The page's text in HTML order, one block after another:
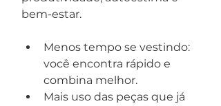
bem-estar.
Menos tempo se vestindo:
você encontra rápido e
combina melhor.
Mais uso das peças que já